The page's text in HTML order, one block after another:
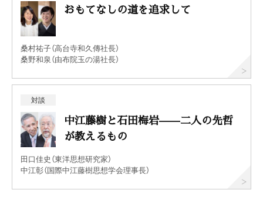
おもてなしの道を追求して
桑村祐子（高台寺和久傳社長）
桑野和泉（由布院玉の湯社長）
対談
中江藤樹と石田梅岩——二人の先哲
が教えるもの
田口佳史（東洋思想研究家）
中江彰（国際中江藤樹思想学会理事長）